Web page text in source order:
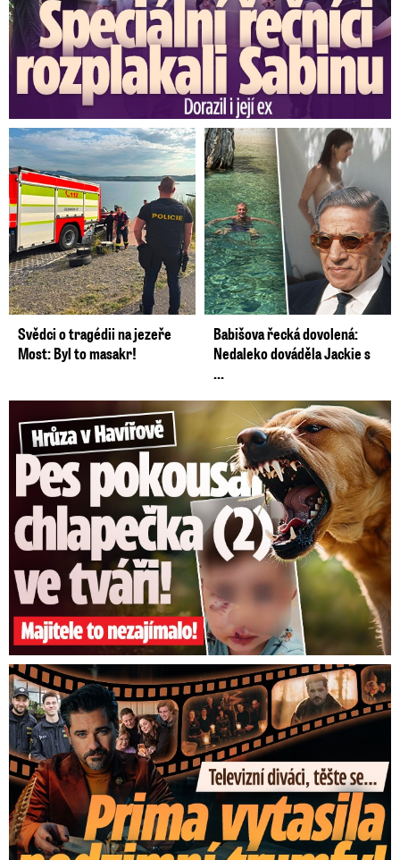
Svědci o tragédii na jezeře
Most: Byl to masakr!
Babišova řecká dovolená:
Nedaleko dováděla Jackie s
...
Hrůza v Havířově: Pes pokousal chlapečka (2) ve tváři!
Prima vytasila podzimní trumfy! Další Zrádci a žhavé novinky